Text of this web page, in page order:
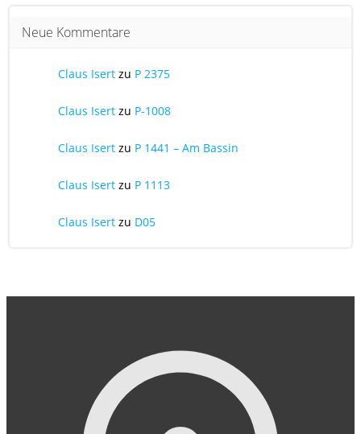
Neue Kommentare
Claus Isert zu P 2375
Claus Isert zu P-1008
Claus Isert zu P 1441 – Am Bassin
Claus Isert zu P 1113
Claus Isert zu D05